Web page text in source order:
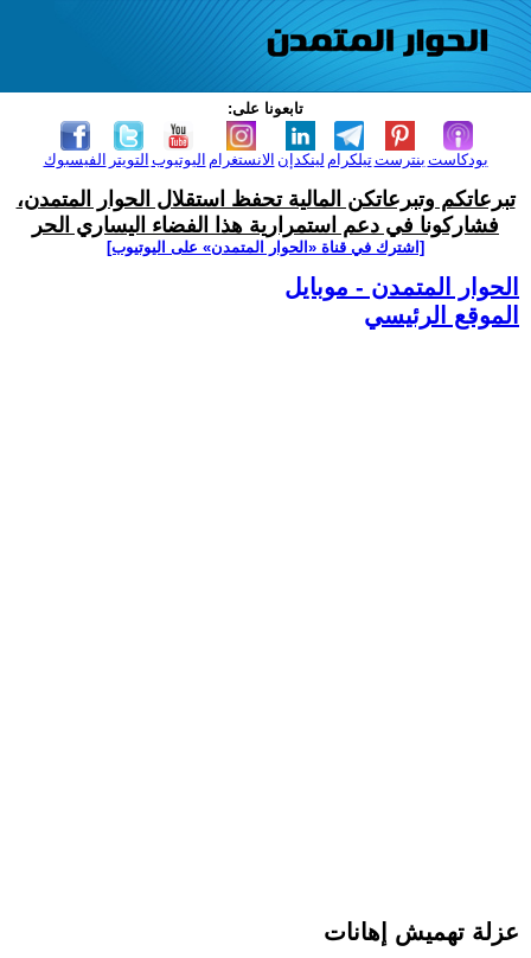
تابعونا على:
الفيسبوك التويتر اليوتيوب الانستغرام لينكدإن تيلكرامبنترست بودكاست
تبرعاتكم وتبرعاتكن المالية تحفظ استقلال الحوار المتمدن،
فشاركونا في دعم استمرارية هذا الفضاء اليساري الحر
[اشترك في قناة ‫«الحوار المتمدن» على اليوتيوب]
الحوار المتمدن - موبايل
الموقع الرئيسي
عزلة تهميش إهانات